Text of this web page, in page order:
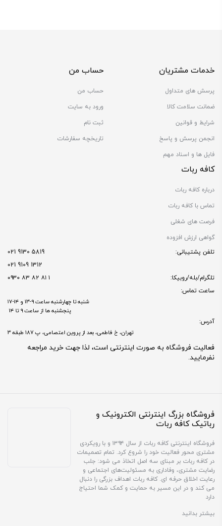
خدمات مشتریان
پرسش های متداول
ضمانت سلامت کالا
شرایط و قوانین
انجمن پرسش و پاسخ
فایل ها و اسناد مهم
حساب من
حساب من
ورود به سایت
ثبت نام
تاریخچه سفارشات
کافه ربات
درباره کافه ربات
تماس با کافه ربات
فرصت های شغلی
گواهی ارزش افزوده
تلفن پشتیبانی:
5819 9130 021
1312 9109 021
تلگرام/بله/روبیکا:
۱ ۸۱ ۸۲ ۸۳ ۰۹۳۰
ساعت تماس:
شنبه تا چهارشنبه ساعت ۹-۱۳ و ۱۴-۱۷
پنجشنبه ها از ساعت ۹ تا ۱۴
آدرس:
تهران، خ فاطمی، بعد از پروین اعتصامی، پ 187 طبقه 3
فعالیت فروشگاه به صورت اینترنتی است، لذا جهت خرید مراجعه
نفرمایید.
فروشگاه بزرگ اینترنتی الکترونیک و
رباتیک کافه ربات
فروشگاه اینترنتی کافه ربات از سال ۱۳۹۴ و با رویکردی
مشتری محور فعالیت خود را شروع کرد. تمام تصمیمات
در کافه ربات بر مبنای سه اصل اتخاذ می شود: جلب
رضایت مشتری، وفاداری به مسئولیت‌های اجتماعی و
رعایت اخلاق حرفه ای. کافه ربات اهداف بزرگی را دنبال
می کند و در این مسیر به حمایت و کمک شما احتیاج
دارد
بیشتر بدانید